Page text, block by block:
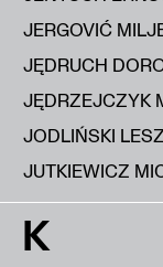
JERGOVIĆ
JĘDRUCH
JĘDRZEJCZYK
JODLIŃSKI
JUTKIEWICZ
K